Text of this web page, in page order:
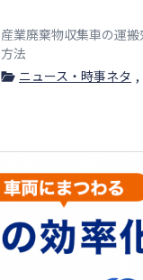
産業廃棄物収集車の運
方法
ニュース・時事ネタ